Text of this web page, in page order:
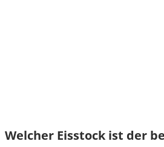
Welcher Eisstock ist der